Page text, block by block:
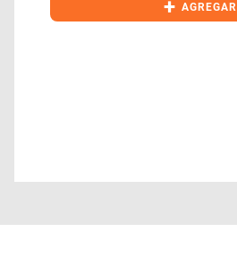
+ AGREGAR